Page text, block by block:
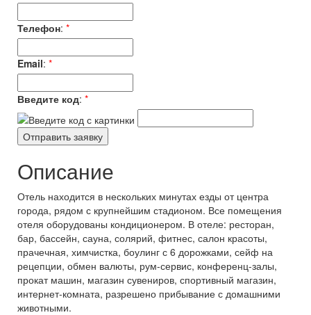
Телефон: *
Email: *
Введите код: *
Описание
Отель находится в нескольких минутах езды от центра
города, рядом с крупнейшим стадионом. Все помещения
отеля оборудованы кондиционером. В отеле: ресторан,
бар, бассейн, сауна, солярий, фитнес, салон красоты,
прачечная, химчистка, боулинг с 6 дорожками, сейф на
рецепции, обмен валюты, рум-сервис, конференц-залы,
прокат машин, магазин сувениров, спортивный магазин,
интернет-комната, разрешено прибывание с домашними
животными.